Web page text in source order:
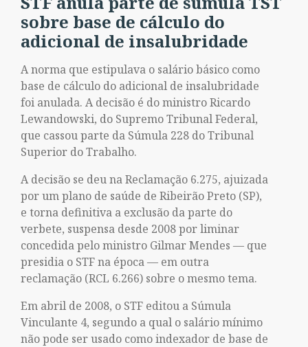
sobre base de cálculo do
adicional de insalubridade
A norma que estipulava o salário básico como
base de cálculo do adicional de insalubridade
foi anulada. A decisão é do ministro Ricardo
Lewandowski, do Supremo Tribunal Federal,
que cassou parte da Súmula 228 do Tribunal
Superior do Trabalho.
A decisão se deu na Reclamação 6.275, ajuizada
por um plano de saúde de Ribeirão Preto (SP),
e torna definitiva a exclusão da parte do
verbete, suspensa desde 2008 por liminar
concedida pelo ministro Gilmar Mendes — que
presidia o STF na época — em outra
reclamação (RCL 6.266) sobre o mesmo tema.
Em abril de 2008, o STF editou a Súmula
Vinculante 4, segundo a qual o salário mínimo
não pode ser usado como indexador de base de